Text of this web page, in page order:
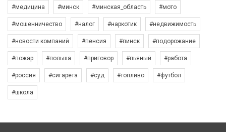
#медицина #минск #минская_область #мото
#мошенничество #налог #наркотик #недвижимость
#новости компаний #пенсия #пинск #подорожание
#пожар #польша #приговор #пьяный #работа
#россия #сигарета #суд #топливо #футбол
#школа